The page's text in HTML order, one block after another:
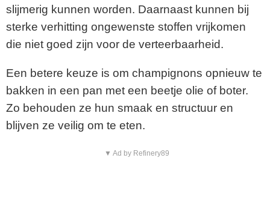
slijmerig kunnen worden. Daarnaast kunnen bij
sterke verhitting ongewenste stoffen vrijkomen
die niet goed zijn voor de verteerbaarheid.
Een betere keuze is om champignons opnieuw te
bakken in een pan met een beetje olie of boter.
Zo behouden ze hun smaak en structuur en
blijven ze veilig om te eten.
▼ Ad by Refinery89